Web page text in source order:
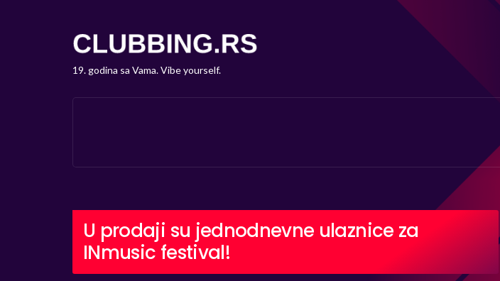
19. godina sa Vama. Vibe yourself.
U prodaji su jednodnevne ulaznice za
INmusic festival!